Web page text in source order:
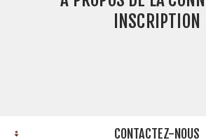
INSCRIPTION
CONTACTEZ-NOUS